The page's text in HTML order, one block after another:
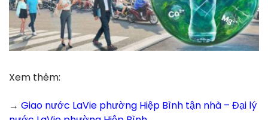
Xem thêm:
→ Giao nước LaVie phường Hiệp Bình tận nhà – Đại lý